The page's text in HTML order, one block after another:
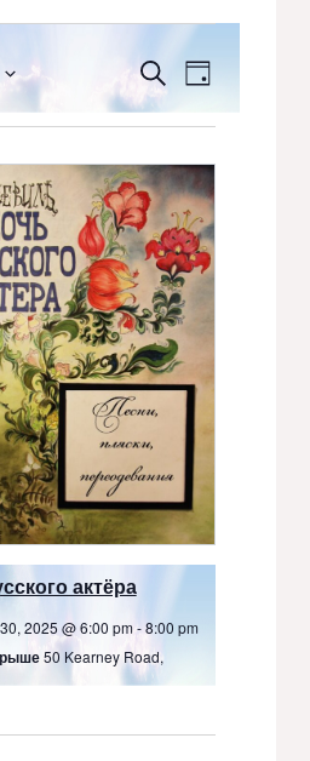
Events
Search
and
Views
Navigation
SearchEvent
Views
Day
актёра
2025 @ 6:00 pm-8:00 pm
50 Kearney Road,